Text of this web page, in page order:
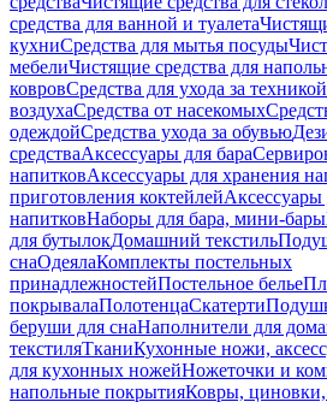
средства для ванной и туалета
кухниСредства для мытья посуды
мебелиЧистящие средства для
ковровСредства для ухода за техникой
воздухаСредства от насекомых
одеждойСредства ухода за обувью
средстваАксессуары для бара
напитковАксессуары для хранения
приготовления коктейлей
напитковНаборы для бара, мини-бары
для бутылокДомашний текстиль
снаОдеялаКомплекты постельных
принадлежностейПостельное белье
покрывалаПолотенцаСкатерти
беруши для снаНаполнители для
текстиляТканиКухонные ножи,
для кухонных ножейНожеточки и
напольные покрытияКовры,